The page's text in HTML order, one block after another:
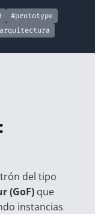
#prototype
del tipo
(GoF) que
instancias